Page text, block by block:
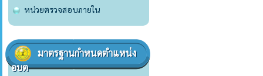
หน่วยตรวจสอบภายใน
มาตรฐานกำหนดตำแหน่ง
อบต